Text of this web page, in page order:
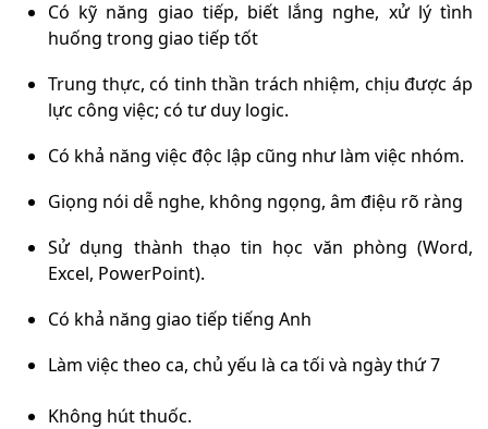
Có kỹ năng giao tiếp, biết lắng nghe, xử lý tình
huống trong giao tiếp tốt
Trung thực, có tinh thần trách nhiệm, chịu được áp
lực công việc; có tư duy logic.
Có khả năng việc độc lập cũng như làm việc nhóm.
Giọng nói dễ nghe, không ngọng, âm điệu rõ ràng
Sử dụng thành thạo tin học văn phòng (Word,
Excel, PowerPoint).
Có khả năng giao tiếp tiếng Anh
Làm việc theo ca, chủ yếu là ca tối và ngày thứ 7
Không hút thuốc.